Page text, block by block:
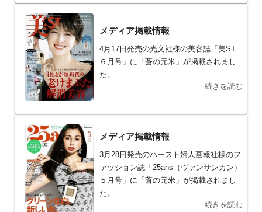
メディア掲載情報
4月17日発売の光文社様の美容誌「美ST
６月号」に「蒼の元米」が掲載されまし
た。
続きを読む
メディア掲載情報
3月28日発売のハースト婦人画報社様のフ
ァッション誌「25ans（ヴァンサンカン）
５月号」に「蒼の元米」が掲載されまし
た。
続きを読む